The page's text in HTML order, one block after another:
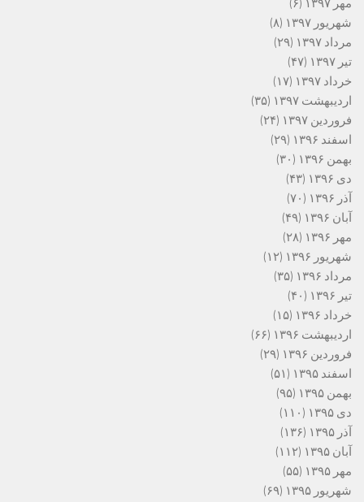
مهر ۱۳۹۷
(۶)
شهریور ۱۳۹۷
(۸)
مرداد ۱۳۹۷
(۲۹)
تیر ۱۳۹۷
(۴۷)
خرداد ۱۳۹۷
(۱۷)
اردیبهشت ۱۳۹۷
(۳۵)
فروردین ۱۳۹۷
(۲۴)
اسفند ۱۳۹۶
(۲۹)
بهمن ۱۳۹۶
(۳۰)
دی ۱۳۹۶
(۴۳)
آذر ۱۳۹۶
(۷۰)
آبان ۱۳۹۶
(۴۹)
مهر ۱۳۹۶
(۲۸)
شهریور ۱۳۹۶
(۱۲)
مرداد ۱۳۹۶
(۳۵)
تیر ۱۳۹۶
(۴۰)
خرداد ۱۳۹۶
(۱۵)
اردیبهشت ۱۳۹۶
(۶۶)
فروردین ۱۳۹۶
(۲۹)
اسفند ۱۳۹۵
(۵۱)
بهمن ۱۳۹۵
(۹۵)
دی ۱۳۹۵
(۱۱۰)
آذر ۱۳۹۵
(۱۳۶)
آبان ۱۳۹۵
(۱۱۲)
مهر ۱۳۹۵
(۵۵)
شهریور ۱۳۹۵
(۶۹)